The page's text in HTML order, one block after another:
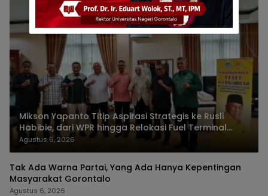
Mikson Yapanto Titip Aspirasi Strategis ke Rusli
Habibie, dari WPR hingga Relokasi Fuel Terminal
Pertamina
Agustus 6, 2026
Tak Ada Warna Partai, Yang Ada Hanya Kepentingan
Masyarakat Gorontalo
Agustus 6, 2026